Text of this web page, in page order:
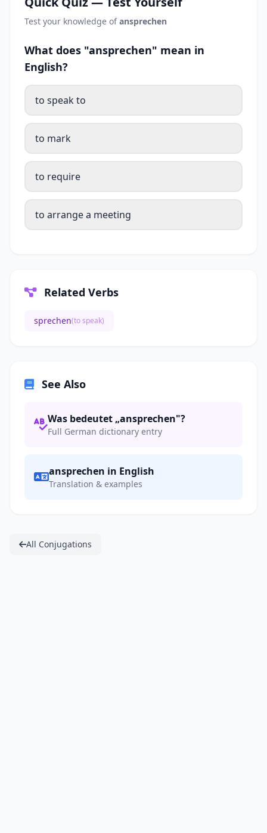
Test your knowledge ofansprechen
What does "ansprechen" mean in
English?
to speak to
to mark
to require
to arrange a meeting
Related Verbs
sprechen(to speak)
See Also
Was bedeutet „ansprechen"?
Full German dictionary entry
ansprechen in English
Translation & examples
All Conjugations